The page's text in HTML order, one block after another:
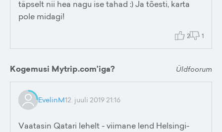
täpselt nii hea nagu ise tahad :) Ja tõesti, karta
pole midagi!
2 1
Kogemusi Mytrip.com'iga? Üldfoorum
EvelinM12. juuli 2019 21:16
Vaatasin Qatari lehelt - viimane lend Helsingi-